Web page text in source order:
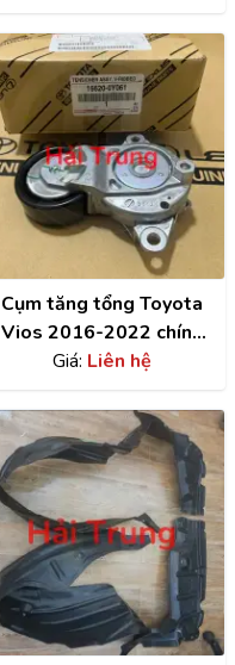
Cụm tăng tổng Toyota
Vios 2016-2022 chính
hãng | 166200Y061
Giá: Liên hệ